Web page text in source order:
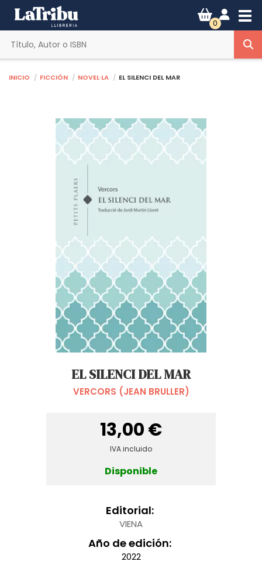
0
Inicio Ficción Novel·la EL SILENCI DEL MAR
EL SILENCI DEL MAR
VERCORS (JEAN BRULLER)
13,00 €
IVA incluido
Disponible
Editorial:
VIENA
Año de edición:
2022